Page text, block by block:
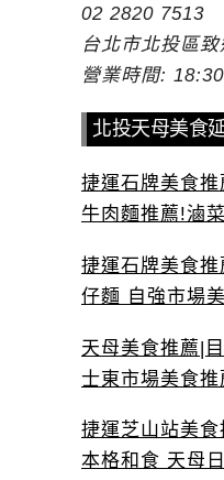
02 2820 7513
台北市北投區
營業時間:
北投天母美食
捷運石牌美食
牛肉麵推薦!滷
捷運石牌美食
仔麵 自強市場
天母美食推薦|
士東市場美食
捷運芝山站美
本格和食 天母